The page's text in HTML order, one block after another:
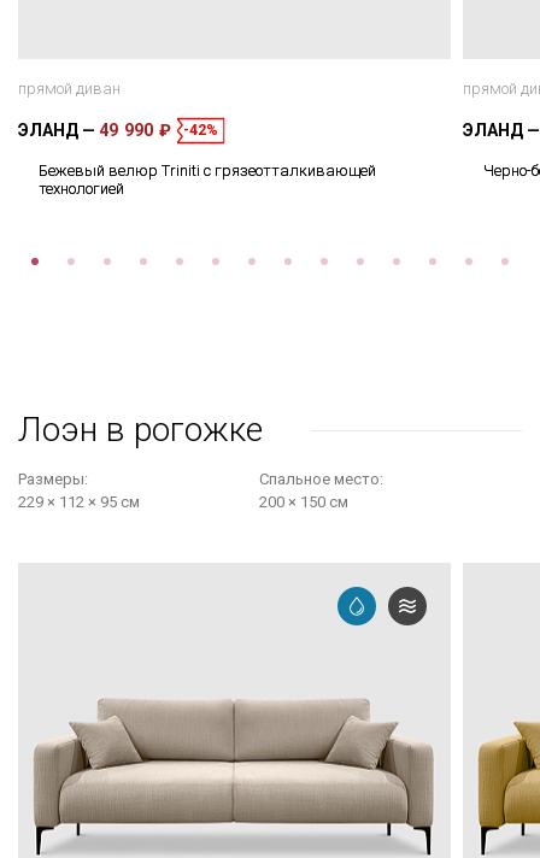
прямой диван
ЭЛАНД 49 990 ₽ -42%
Бежевый велюр Triniti с грязеотталкивающей
технологией
прямой
ЭЛАНД
Черно-
Лоэн в рогожке
Размеры:
229 × 112 × 95 см
Cпальное место:
200 × 150 см